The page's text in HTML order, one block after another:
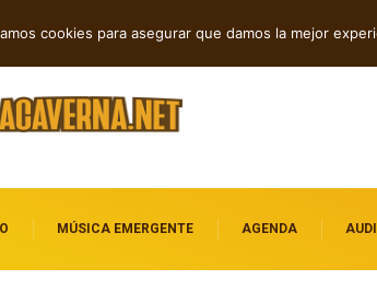
MÚSICA EMERGENTE AGENDA
cookies para asegurar que damos la mejor